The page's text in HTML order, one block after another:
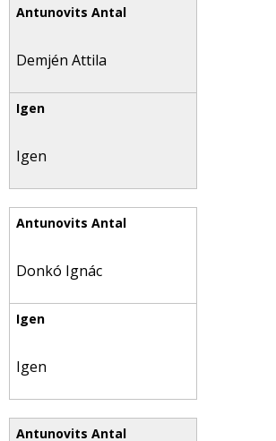
Demjén Attila
Igen
Donkó Ignác
Igen